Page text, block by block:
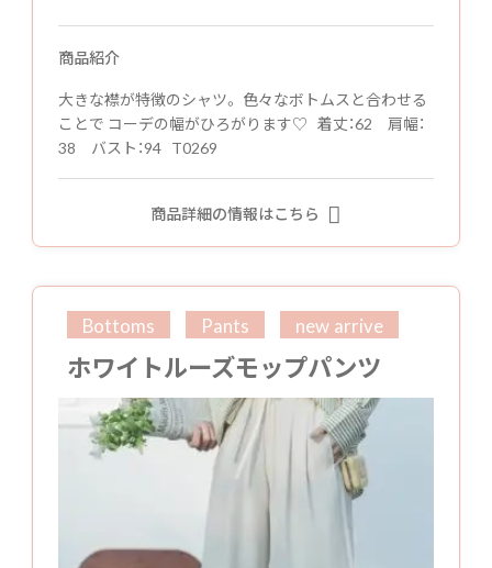
商品紹介
大きな襟が特徴のシャツ。 色々なボトムスと合わせる
ことで コーデの幅がひろがります♡ 着丈：62 肩幅：
38 バスト：94 T0269
商品詳細の情報はこちら
Bottoms Pants new arrive
ホワイトルーズモップパンツ